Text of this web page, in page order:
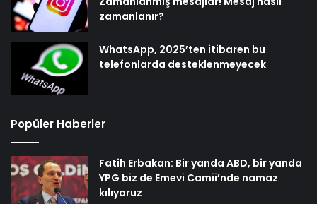
zamanlanır?
WhatsApp, 2025’ten itibaren bu
telefonlarda desteklenmeyecek
Popüler Haberler
Fatih Erbakan: Bir yanda ABD, bir yanda
YPG biz de Emevi Camii’nde namaz
kılıyoruz